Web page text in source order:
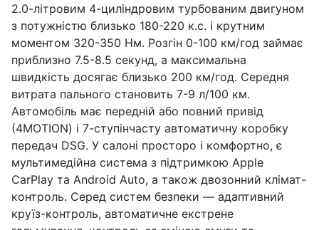
2.0-літровим 4-циліндровим турбованим двигуном
з потужністю близько 180-220 к.с. і крутним
моментом 320-350 Нм. Розгін 0-100 км/год займає
приблизно 7.5-8.5 секунд, а максимальна
швидкість досягає близько 200 км/год. Середня
витрата пального становить 7-9 л/100 км.
Автомобіль має передній або повний привід
(4MOTION) і 7-ступінчасту автоматичну коробку
передач DSG. У салоні просторо і комфортно, є
мультимедійна система з підтримкою Apple
CarPlay та Android Auto, а також двозонний клімат-
контроль. Серед систем безпеки — адаптивний
круїз-контроль, автоматичне екстрене